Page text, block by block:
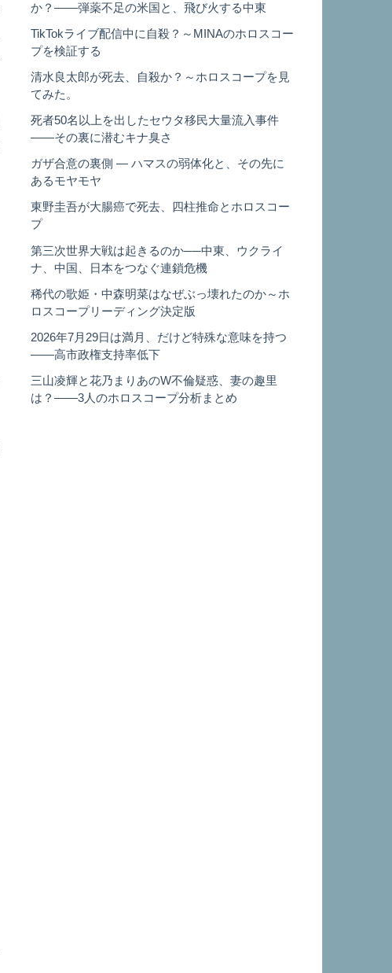
か？——弾薬不足の米国と、飛び火する中東
TikTokライブ配信中に自殺？～MINAのホロスコー
プを検証する
清水良太郎が死去、自殺か？～ホロスコープを見
てみた。
死者50名以上を出したセウタ移民大量流入事件
——その裏に潜むキナ臭さ
ガザ合意の裏側 ― ハマスの弱体化と、その先に
あるモヤモヤ
東野圭吾が大腸癌で死去、四柱推命とホロスコー
プ
第三次世界大戦は起きるのか──中東、ウクライ
ナ、中国、日本をつなぐ連鎖危機
稀代の歌姫・中森明菜はなぜぶっ壊れたのか～ホ
ロスコープリーディング決定版
2026年7月29日は満月、だけど特殊な意味を持つ
——高市政権支持率低下
三山凌輝と花乃まりあのW不倫疑惑、妻の趣里
は？——3人のホロスコープ分析まとめ